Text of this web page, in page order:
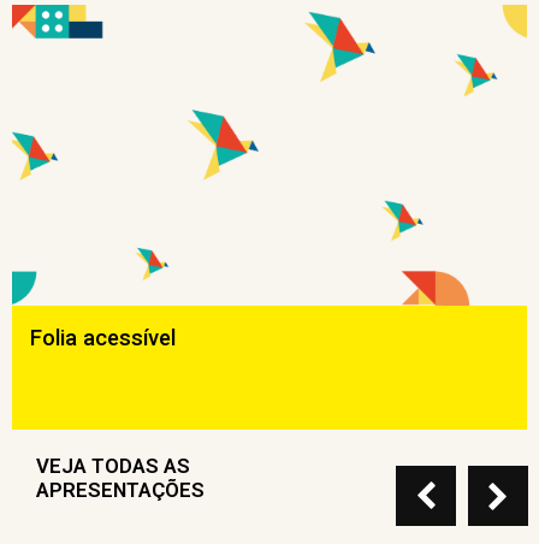
Folia acessível
VEJA TODAS AS
APRESENTAÇÕES